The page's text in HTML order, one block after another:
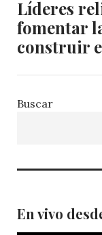
Líderes
fomentar
construir
Buscar
En vivo